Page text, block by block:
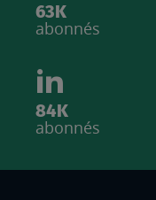
63K
abonnés
84K
abonnés